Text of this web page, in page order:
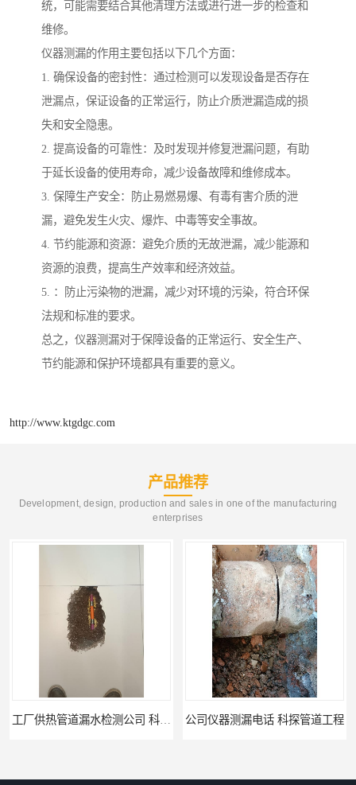
统，可能需要结合其他清理方法或进行进一步的检查和
维修。
仪器测漏的作用主要包括以下几个方面：
1. 确保设备的密封性：通过检测可以发现设备是否存在
泄漏点，保证设备的正常运行，防止介质泄漏造成的损
失和安全隐患。
2. 提高设备的可靠性：及时发现并修复泄漏问题，有助
于延长设备的使用寿命，减少设备故障和维修成本。
3. 保障生产安全：防止易燃易爆、有毒有害介质的泄
漏，避免发生火灾、爆炸、中毒等安全事故。
4. 节约能源和资源：避免介质的无故泄漏，减少能源和
资源的浪费，提高生产效率和经济效益。
5. ：防止污染物的泄漏，减少对环境的污染，符合环保
法规和标准的要求。
总之，仪器测漏对于保障设备的正常运行、安全生产、
节约能源和保护环境都具有重要的意义。
http://www.ktgdgc.com
产品推荐
Development, design, production and sales in one of the manufacturing
enterprises
公司仪器测漏电话 科探管道工程